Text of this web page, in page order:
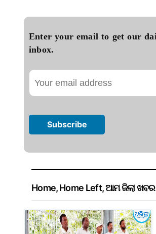
Enter your email to get our
inbox.
Home,Home Left,ଆମ ଜିଲା ଖବର